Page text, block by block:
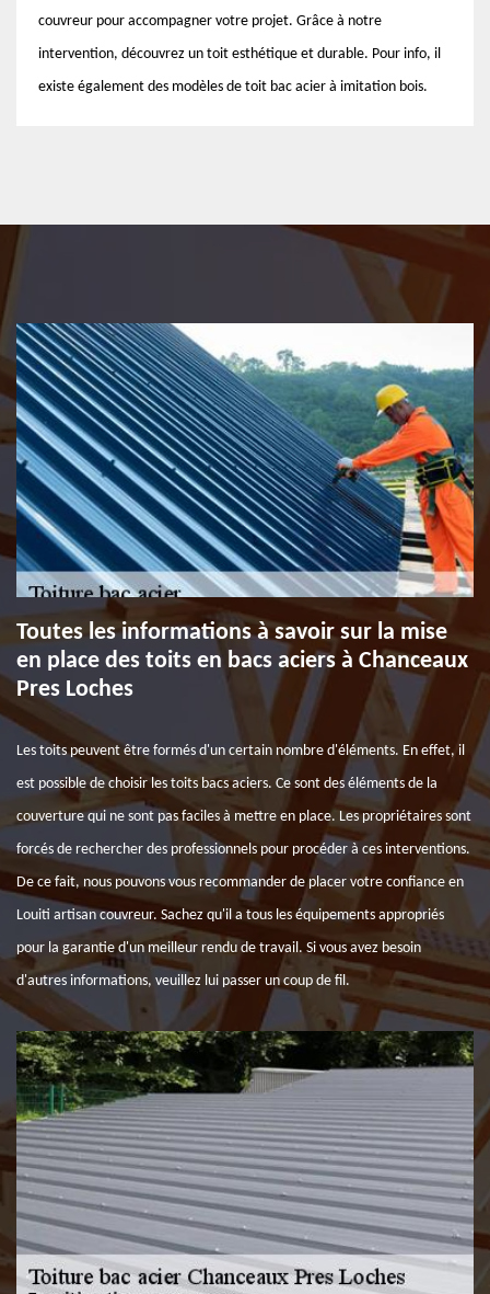
couvreur pour accompagner votre projet. Grâce à notre
intervention, découvrez un toit esthétique et durable. Pour info, il
existe également des modèles de toit bac acier à imitation bois.
Toutes les informations à savoir sur la mise
en place des toits en bacs aciers à Chanceaux
Pres Loches
Les toits peuvent être formés d'un certain nombre d'éléments. En effet, il
est possible de choisir les toits bacs aciers. Ce sont des éléments de la
couverture qui ne sont pas faciles à mettre en place. Les propriétaires sont
forcés de rechercher des professionnels pour procéder à ces interventions.
De ce fait, nous pouvons vous recommander de placer votre confiance en
Louiti artisan couvreur. Sachez qu'il a tous les équipements appropriés
pour la garantie d'un meilleur rendu de travail. Si vous avez besoin
d'autres informations, veuillez lui passer un coup de fil.